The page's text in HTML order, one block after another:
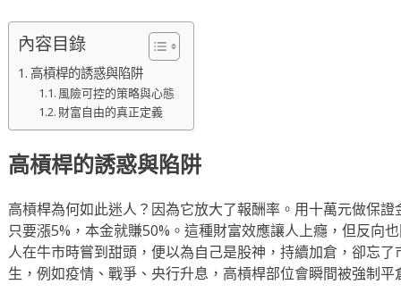
內容目錄
高槓桿的誘惑與陷阱
風險可控的策略與心態
財富自由的真正定義
高槓桿的誘惑與陷阱
高槓桿為何如此迷人？因為它放大了報酬率。用十萬元做保
只要漲5%，本金就賺50%。這種財富效應讓人上癮，但反向
人在牛市時嘗到甜頭，便以為自己是股神，持續加倉，卻忘
生，例如疫情、戰爭、央行升息，高槓桿部位會瞬間被強制